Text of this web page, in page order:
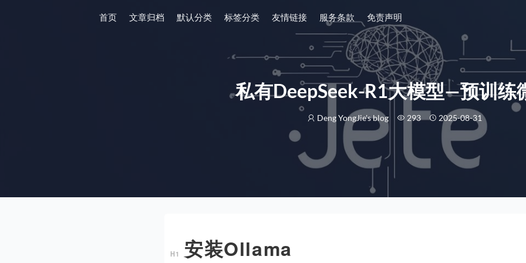
首页 文章归档 默认分类 标签分类 友情链接 服务条款 免责声明
私有DeepSeek-R1大模型—预训练
Deng YongJie's blog 293 2025-08-31
安装Ollama